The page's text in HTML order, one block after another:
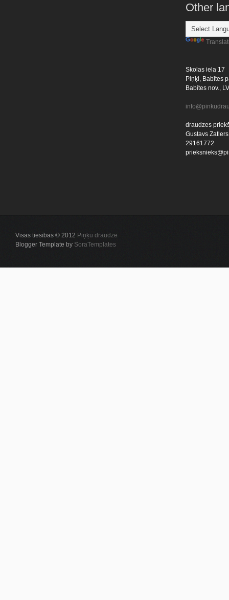
Other
Skolas iela 17
Piņķi, Babītes
Babītes nov.,
draudzes
Gustavs Zatlers
29161772
Visas tiesības © 2012 Piņķu draudze
Blogger Template by SoraTemplates